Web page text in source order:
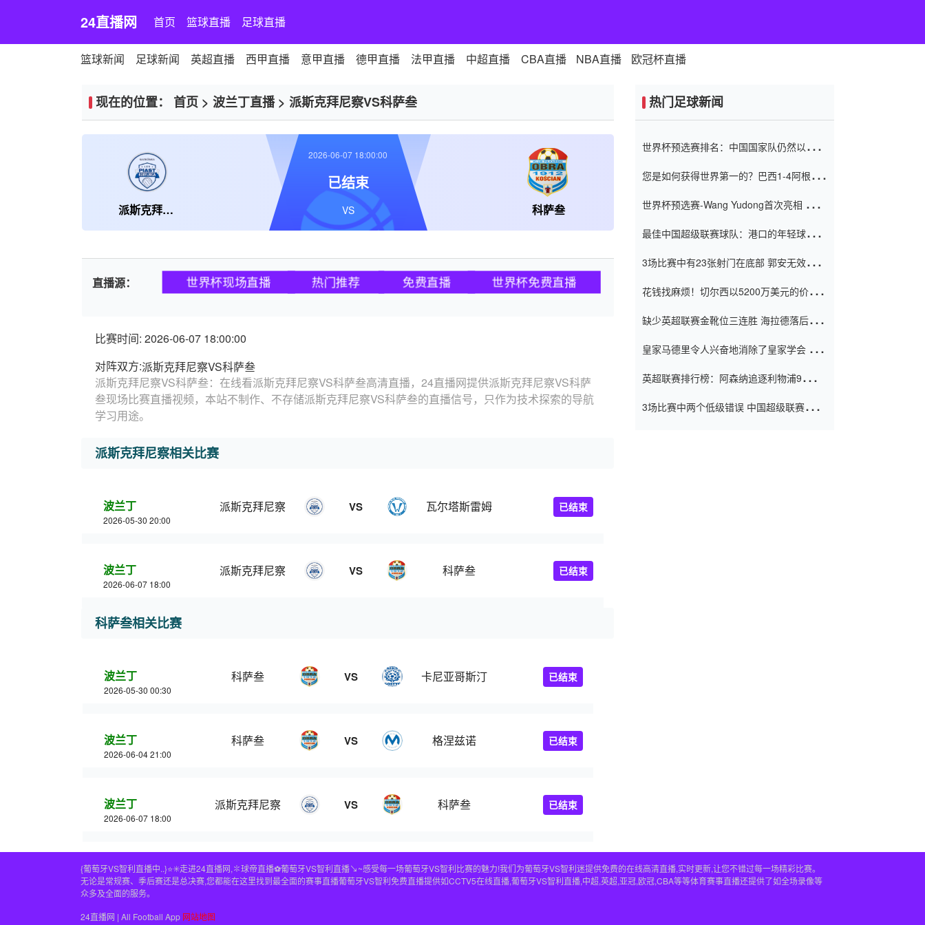
24直播网 首页 篮球直播 足球直播
篮球新闻 足球新闻 英超直播 西甲直播 意甲直播 德甲直播 法甲直播 中超直播 CBA直播 NBA直播 欧冠杯直播
现在的位置： 首页 > 波兰丁直播> 派斯克拜尼察VS科萨叁
派斯克拜尼察 科萨叁
2026-06-07 18:00:00
已结束
VS
直播源： 世界杯现场直播 热门推荐 免费直播 世界杯免费直播
比赛时间: 2026-06-07 18:00:00
对阵双方:派斯克拜尼察VS科萨叁
派斯克拜尼察VS科萨叁：在线看派斯克拜尼察VS科萨叁高清直播，24直播网提供派斯克拜尼察VS科萨
叁现场比赛直播视频，本站不制作、不存储派斯克拜尼察VS科萨叁的直播信号，只作为技术探索的导航
学习用途。
派斯克拜尼察相关比赛
波兰丁
2026-05-30 20:00
派斯克拜尼察 VS 瓦尔塔斯雷姆 已结束
波兰丁
2026-06-07 18:00
派斯克拜尼察 VS 科萨叁 已结束
科萨叁相关比赛
波兰丁
2026-05-30 00:30
科萨叁 VS 卡尼亚哥斯汀 已结束
波兰丁
2026-06-04 21:00
科萨叁 VS 格涅兹诺 已结束
波兰丁
2026-06-07 18:00
派斯克拜尼察 VS 科萨叁 已结束
热门足球新闻
世界杯预选赛排名：中国国家队仍然以6分
您是如何获得世界第一的？巴西1-4阿根
世界杯预选赛-Wang Yudong首次亮相 中国
最佳中国超级联赛球队：港口的年轻球员在
（Taishan）
3场比赛中有23张射门在底部 郭安无效传球
花钱找麻烦！切尔西以5200万美元的价格
窗口
缺少英超联赛金靴位三连胜 海拉德落后6球
皇家马德里令人兴奋地消除了皇家学会 安
英超联赛排行榜：阿森纳追逐利物浦9分 曼
3场比赛中两个低级错误 中国超级联赛的前
{葡萄牙VS智利直播中..}⭐️✳️走进24直播网,✽球帝直播⚽️葡萄牙VS智利直播↘~感受每一场葡萄牙VS智利比赛的魅力!我们为葡萄牙VS智利迷提供免费的在线高清直播,实时更新,让您不错过每一场精彩比赛。
无论是常规赛、季后赛还是总决赛,您都能在这里找到最全面的赛事直播葡萄牙VS智利免费直播提供如CCTV5在线直播,葡萄牙VS智利直播,中超,英超,亚冠,欧冠,CBA等等体育赛事直播还提供了如全场录像等
众多及全面的服务。
24直播网 | All Football App 网站地图